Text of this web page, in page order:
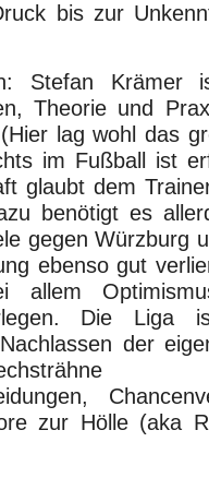
bis zur
Stefan Krämer
Theorie und
lag wohl das
im Fußball ist
glaubt dem
benötigt es
gegen Würzburg
ebenso gut
allem
Die Liga
der
zur Hölle (aka